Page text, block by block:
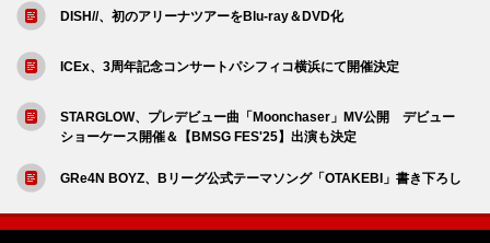
DISH//、初のアリーナツアーをBlu-ray＆DVD化
ICEx、3周年記念コンサートパシフィコ横浜にて開催決定
STARGLOW、プレデビュー曲「Moonchaser」MV公開 デビュー
ショーケース開催＆【BMSG FES'25】出演も決定
GRe4N BOYZ、Bリーグ公式テーマソング「OTAKEBI」書き下ろし